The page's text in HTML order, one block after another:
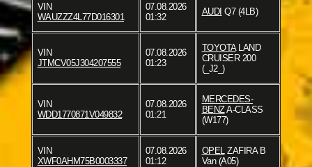
VIN
WAUZZZ4L77D016301
07.08.2026
01:32
AUDI Q7 (4LB)
VIN
JTMCV05J304207555
07.08.2026
01:23
TOYOTALAND
CRUISER 200
(_J2_)
VIN
WDD1770871V049832
07.08.2026
01:21
MERCEDES-
BENZA-CLASS
(W177)
VIN
XWF0AHM75B0003337
07.08.2026
01:12
OPEL ZAFIRA B
Van (A05)